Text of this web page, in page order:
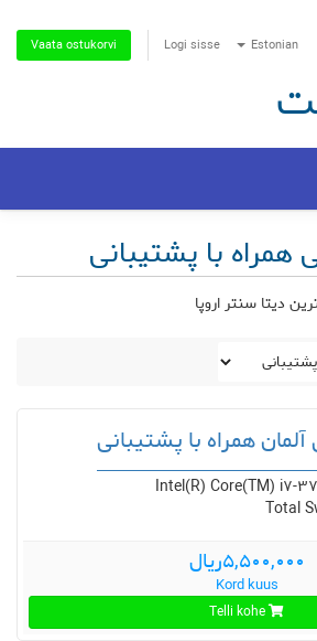
Estonian
Logi sisse
Vaata ostukorvi
با پشتیبانی
دیتا سنتر اروپا
همراه با پشتیبانی
Intel(R) Core(TM) i7-
Total
5,500,000ریال
Kord kuus
Telli kohe